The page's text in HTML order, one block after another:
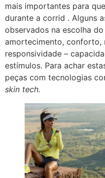
mais importantes para
durante a corrid . Alguns
observados na escolha
amortecimento, conforto,
responsividade –
estímulos. Para achar
peças com tecnologias
skin tech.